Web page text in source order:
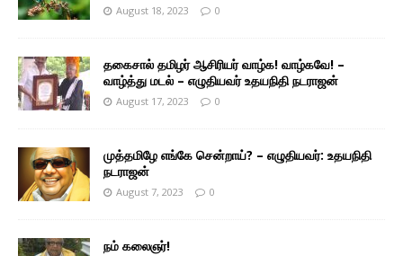
August 18, 2023 0
தகைசால் தமிழர் ஆசிரியர் வாழ்க! வாழ்கவே! –
வாழ்த்து மடல் – எழுதியவர் உதயநிதி நடராஜன்
August 17, 2023 0
முத்தமிழே எங்கே சென்றாய்? – எழுதியவர்: உதயநிதி
நடராஜன்
August 7, 2023 0
நம் கலைஞர்!